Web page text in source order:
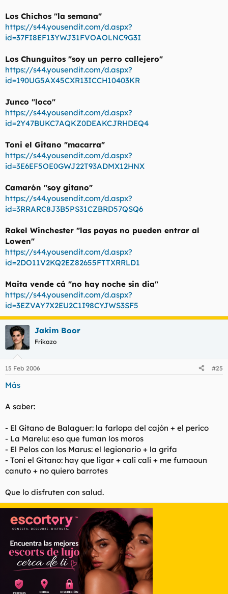
Los Chichos "la semana"
https://s44.yousendit.com/d.aspx?
id=37FI8EF13YWJ31FVOAOLNC9G3I
Los Chunguitos "soy un perro callejero"
https://s44.yousendit.com/d.aspx?
id=190UG5AX45CXR13ICCH10403KR
Junco "loco"
https://s44.yousendit.com/d.aspx?
id=2Y47BUKC7AQKZ0DEAKCJRHDEQ4
Toni el Gitano "macarra"
https://s44.yousendit.com/d.aspx?
id=3E6EF5OE0GWJ22T93ADMX12HNX
Camarón "soy gitano"
https://s44.yousendit.com/d.aspx?
id=3RRARC8J3B5PS31CZBRD57QSQ6
Rakel Winchester "las payas no pueden entrar al
Lowen"
https://s44.yousendit.com/d.aspx?
id=2DO11V2KQ2EZ82655FTTXRRLD1
Maita vende cá "no hay noche sin dia"
https://s44.yousendit.com/d.aspx?
id=3EZVAY7X2EU2C1I98CYJWS3SF5
Jakim Boor
Frikazo
15 Feb 2006 #25
Más
A saber:
- El Gitano de Balaguer: la farlopa del cajón + el perico
- La Marelu: eso que fuman los moros
- El Pelos con los Marus: el legionario + la grifa
- Toni el Gitano: hay que ligar + cali cali + me fumaoun
canuto + no quiero barrotes
Que lo disfruten con salud.